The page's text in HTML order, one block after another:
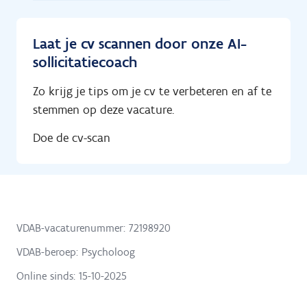
Laat je cv scannen door onze AI-
sollicitatiecoach
Zo krijg je tips om je cv te verbeteren en af te
stemmen op deze vacature.
Doe de cv-scan
VDAB-vacaturenummer: 72198920
VDAB-beroep: Psycholoog
Online sinds: 15-10-2025